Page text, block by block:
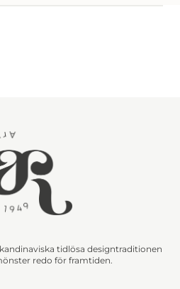
tidlösa designtraditionen
redo för framtiden.